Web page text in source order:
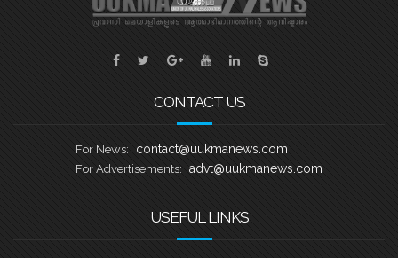
CONTACT US
For News: contact@uukmanews.com
For Advertisements: advt@uukmanews.com
USEFUL LINKS